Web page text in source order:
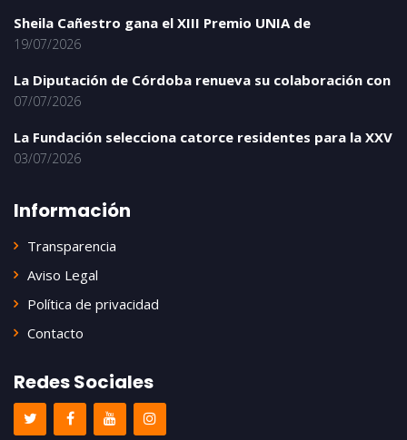
Sheila Cañestro gana el XIII Premio UNIA de
19/07/2026
La Diputación de Córdoba renueva su colaboración con
07/07/2026
La Fundación selecciona catorce residentes para la XXV
03/07/2026
Información
Transparencia
Aviso Legal
Política de privacidad
Contacto
Redes Sociales